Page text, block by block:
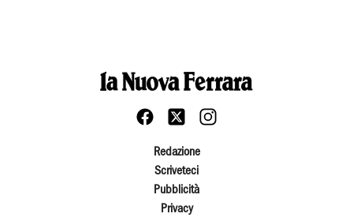
Redazione
Scriveteci
Pubblicità
Privacy